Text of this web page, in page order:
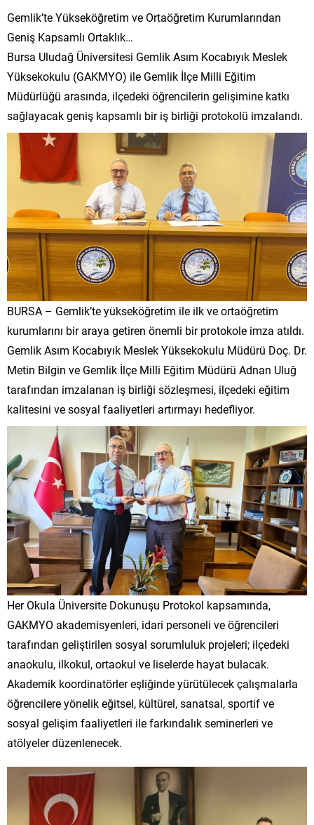
Gemlik’te Yükseköğretim ve Ortaöğretim Kurumlarından
Geniş Kapsamlı Ortaklık…
Bursa Uludağ Üniversitesi Gemlik Asım Kocabıyık Meslek
Yüksekokulu (GAKMYO) ile Gemlik İlçe Milli Eğitim
Müdürlüğü arasında, ilçedeki öğrencilerin gelişimine katkı
sağlayacak geniş kapsamlı bir iş birliği protokolü imzalandı.
BURSA – Gemlik’te yükseköğretim ile ilk ve ortaöğretim
kurumlarını bir araya getiren önemli bir protokole imza atıldı.
Gemlik Asım Kocabıyık Meslek Yüksekokulu Müdürü Doç. Dr.
Metin Bilgin ve Gemlik İlçe Milli Eğitim Müdürü Adnan Uluğ
tarafından imzalanan iş birliği sözleşmesi, ilçedeki eğitim
kalitesini ve sosyal faaliyetleri artırmayı hedefliyor.
Her Okula Üniversite Dokunuşu Protokol kapsamında,
GAKMYO akademisyenleri, idari personeli ve öğrencileri
tarafından geliştirilen sosyal sorumluluk projeleri; ilçedeki
anaokulu, ilkokul, ortaokul ve liselerde hayat bulacak.
Akademik koordinatörler eşliğinde yürütülecek çalışmalarla
öğrencilere yönelik eğitsel, kültürel, sanatsal, sportif ve
sosyal gelişim faaliyetleri ile farkındalık seminerleri ve
atölyeler düzenlenecek.